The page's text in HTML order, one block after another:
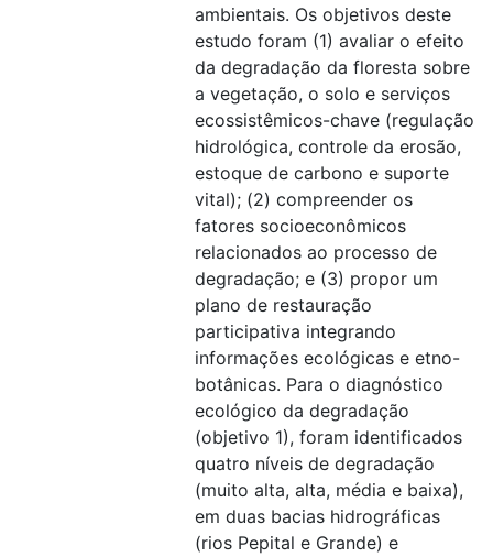
ambientais. Os objetivos deste
estudo foram (1) avaliar o efeito
da degradação da floresta sobre
a vegetação, o solo e serviços
ecossistêmicos-chave (regulação
hidrológica, controle da erosão,
estoque de carbono e suporte
vital); (2) compreender os
fatores socioeconômicos
relacionados ao processo de
degradação; e (3) propor um
plano de restauração
participativa integrando
informações ecológicas e etno-
botânicas. Para o diagnóstico
ecológico da degradação
(objetivo 1), foram identificados
quatro níveis de degradação
(muito alta, alta, média e baixa),
em duas bacias hidrográficas
(rios Pepital e Grande) e